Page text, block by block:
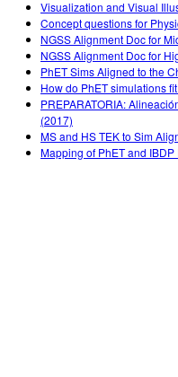
Visualization and Visual
Concept questions for
NGSS Alignment Doc for
NGSS Alignment Doc for
PhET Sims Aligned to the
How do PhET simulations
PREPARATORIA:
(2017)
MS and HS TEK to Sim
Mapping of PhET and IBDP